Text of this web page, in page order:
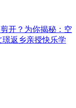
开？为你揭秘：空
返乡亲授快乐学